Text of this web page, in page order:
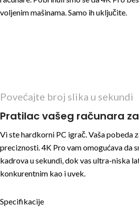
voljenim mašinama. Samo ih uključite.
Povećajte broj slika u sekundi
Pratilac vašeg računara
Vi ste hardkorni PC igrač. Vaša pobeda
preciznosti. 4K Pro vam omogućava da
kadrova u sekundi, dok vas ultra-niska
konkurentnim kao i uvek.
Specifikacije